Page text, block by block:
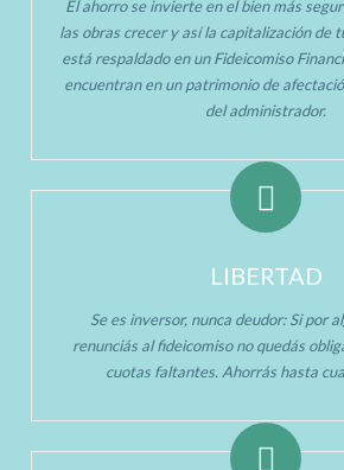
El ahorro se invierte en el bien más
las obras crecer y así la capitalización de
está respaldado en un Fideicomiso
encuentran en un patrimonio de
del administrador.
LIBERTAD
Se es inversor, nunca deudor: Si por
renunciás al fideicomiso no quedás
cuotas faltantes. Ahorrás hasta